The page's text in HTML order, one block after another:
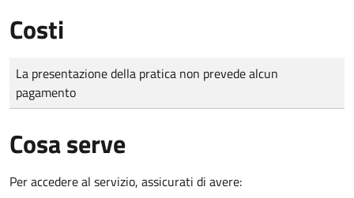
Costi
Tipo di pagamento
Importo
La presentazione della pratica non prevede alcun
pagamento
Cosa serve
Per accedere al servizio, assicurati di avere: